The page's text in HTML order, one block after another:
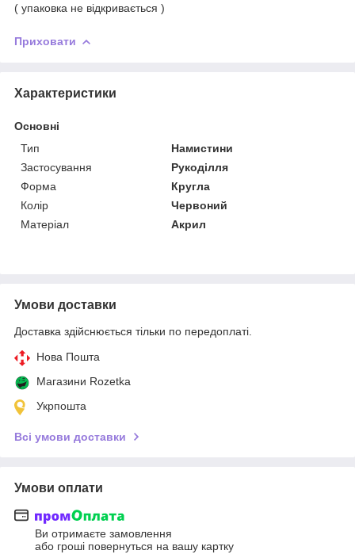
( упаковка не відкривається )
Приховати
Характеристики
Основні
Тип
Намистини
Застосування
Рукоділля
Форма
Кругла
Колір
Червоний
Матеріал
Акрил
Умови доставки
Доставка здійснюється тільки по передоплаті.
Нова Пошта
Магазини Rozetka
Укрпошта
Всі умови доставки
Умови оплати
Ви отримаєте замовлення
або гроші повернуться на вашу картку